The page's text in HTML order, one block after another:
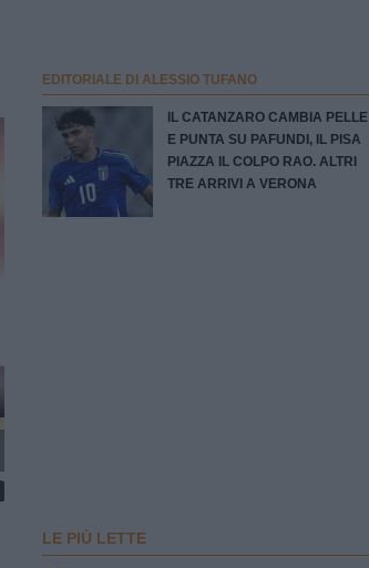
EDITORIALE DI ALESSIO TUFANO
IL CATANZARO CAMBIA PELLE
E PUNTA SU PAFUNDI, IL PISA
PIAZZA IL COLPO RAO. ALTRI
TRE ARRIVI A VERONA
LE PIÙ LETTE